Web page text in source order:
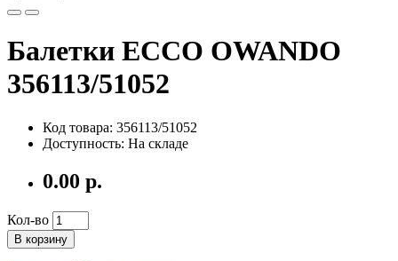
Балетки ECCO OWANDO
356113/51052
Код товара: 356113/51052
Доступность: На складе
0.00 р.
Кол-во
В корзину